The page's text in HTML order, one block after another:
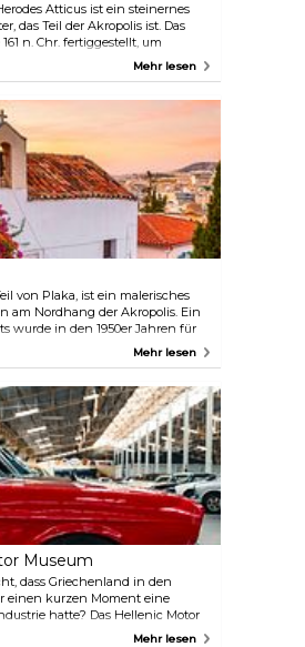
Atticus ist ein steinernes
das Teil der Akropolis ist. Das
n. Chr. fertiggestellt, um
zur Ruine zu werden. Das
Veranstaltungen. Der
ist bei den Einheimischen
bekannt.
Mehr lesen
von Plaka, ist ein malerisches
am Nordhang der Akropolis. Ein
wurde in den 1950er Jahren für
zerstört. Heute sind
erhalten. Es ist ein großartiges
Kykladenarchitektur, die
Gefühl der griechischen Inseln
vermittelt.
Mehr lesen
Museum
dass Griechenland in den
einen kurzen Moment eine
hatte? Das Hellenic Motor
an dem man eine Sammlung
Mehr lesen